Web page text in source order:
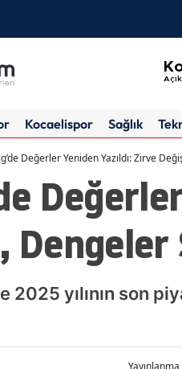
Açık
Kocaelispor Sağlık
Değerler Yeniden Yazıldı: Zirve
2025 yılının son
Yayınlanma